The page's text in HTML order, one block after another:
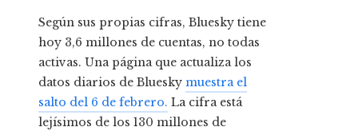
Según sus propias cifras, Bluesky tiene
hoy 3,6 millones de cuentas, no todas
activas. Una página que actualiza los
datos diarios de Bluesky muestra el
salto del 6 de febrero. La cifra está
lejísimos de los 130 millones de